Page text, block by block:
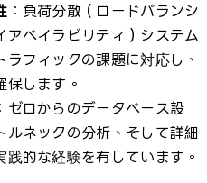
：負荷分散（ロードバランシ
アベイラビリティ）システム
フィックの課題に対応し、
します。
：ゼロからのデータベース設
ネックの分析、そして詳細
的な経験を有しています。